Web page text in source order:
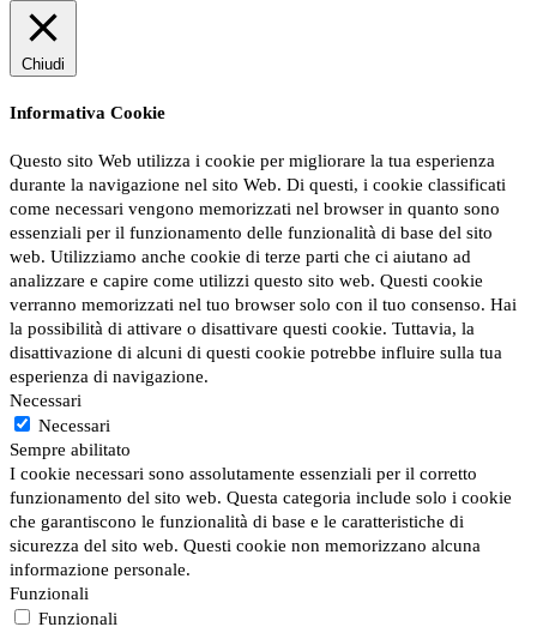
Chiudi
Informativa Cookie
Questo sito Web utilizza i cookie per migliorare la tua esperienza
durante la navigazione nel sito Web. Di questi, i cookie classificati
come necessari vengono memorizzati nel browser in quanto sono
essenziali per il funzionamento delle funzionalità di base del sito
web. Utilizziamo anche cookie di terze parti che ci aiutano ad
analizzare e capire come utilizzi questo sito web. Questi cookie
verranno memorizzati nel tuo browser solo con il tuo consenso. Hai
la possibilità di attivare o disattivare questi cookie. Tuttavia, la
disattivazione di alcuni di questi cookie potrebbe influire sulla tua
esperienza di navigazione.
Necessari
Necessari
Sempre abilitato
I cookie necessari sono assolutamente essenziali per il corretto
funzionamento del sito web. Questa categoria include solo i cookie
che garantiscono le funzionalità di base e le caratteristiche di
sicurezza del sito web. Questi cookie non memorizzano alcuna
informazione personale.
Funzionali
Funzionali